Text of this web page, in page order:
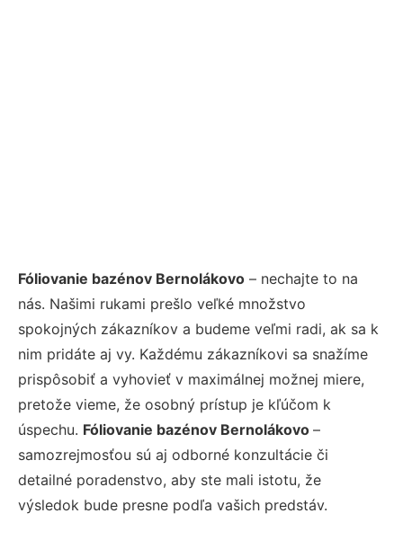
Fóliovanie bazénov Bernolákovo – nechajte to na
nás. Našimi rukami prešlo veľké množstvo
spokojných zákazníkov a budeme veľmi radi, ak sa k
nim pridáte aj vy. Každému zákazníkovi sa snažíme
prispôsobiť a vyhovieť v maximálnej možnej miere,
pretože vieme, že osobný prístup je kľúčom k
úspechu. Fóliovanie bazénov Bernolákovo –
samozrejmosťou sú aj odborné konzultácie či
detailné poradenstvo, aby ste mali istotu, že
výsledok bude presne podľa vašich predstáv.